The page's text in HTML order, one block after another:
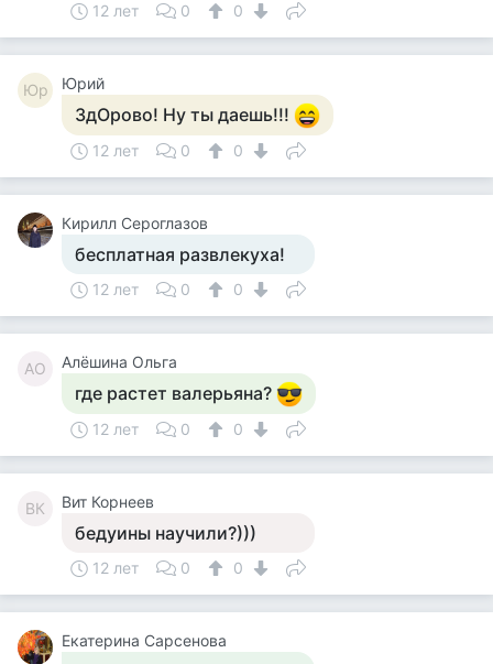
12 лет 0 0
Юр Юрий
ЗдОрово! Ну ты даешь!!!
12 лет 0 0
Кирилл Сероглазов
бесплатная развлекуха!
12 лет 0 0
АО Алёшина Ольга
где растет валерьяна?
12 лет 0 0
ВК Вит Корнеев
бедуины научили?)))
12 лет 0 0
Екатерина Сарсенова